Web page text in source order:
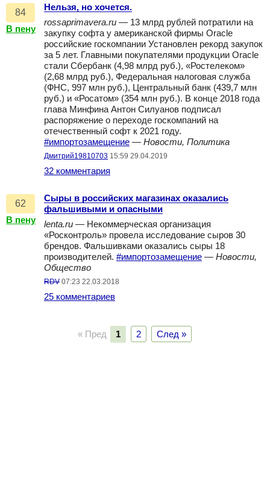
84
В пену
Нельзя, но хочется.
rossaprimavera.ru — 13 млрд рублей потратили на
закупку софта у американской фирмы Oracle
российские госкомпании Установлен рекорд закупок
за 5 лет. Главными покупателями продукции Oracle
стали Сбербанк (4,98 млрд руб.), «Ростелеком»
(2,68 млрд руб.), Федеральная налоговая служба
(ФНС, 997 млн руб.), Центральный банк (439,7 млн
руб.) и «Росатом» (354 млн руб.). В конце 2018 года
глава Минфина Антон Силуанов подписал
распоряжение о переходе госкомпаний на
отечественный софт к 2021 году.
#импортозамещение — Новости, Политика
Дмитрий19810703 15:59 29.04.2019
32 комментария
62
В пену
Сыры в российских магазинах оказались
фальшивыми и опасными
lenta.ru — Некоммерческая организация
«Росконтроль» провела исследование сыров 30
брендов. Фальшивками оказались сыры 18
производителей. #импортозамещение — Новости,
Общество
RDV 07:23 22.03.2018
25 комментариев
« Пред 1 2 След »